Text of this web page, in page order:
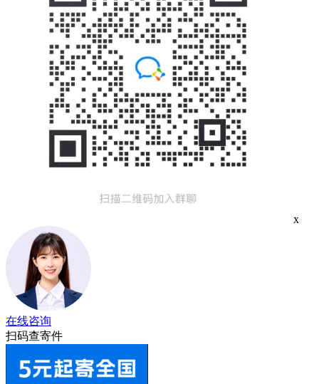
x
在线咨询
扫码查寄件